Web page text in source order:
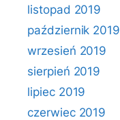
listopad 2019
październik 2019
wrzesień 2019
sierpień 2019
lipiec 2019
czerwiec 2019